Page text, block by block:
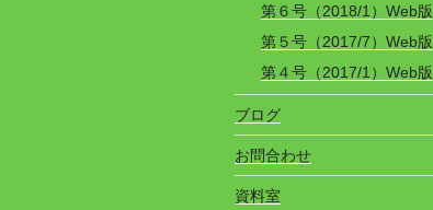
第６号（2018/1）Web版
第５号（2017/7）Web版
第４号（2017/1）Web版
ブログ
お問合わせ
資料室